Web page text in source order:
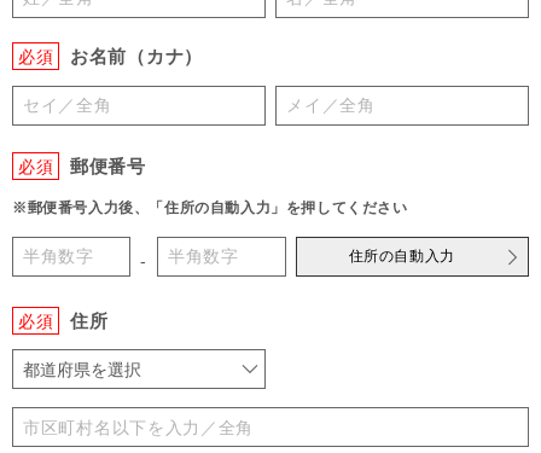
必須 お名前（カナ）
必須 郵便番号
※郵便番号入力後、「住所の自動入力」を押してください
- 住所の自動入力
必須 住所
都道府県を選択